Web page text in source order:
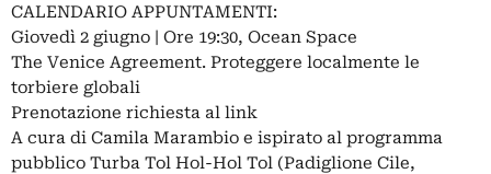
CALENDARIO APPUNTAMENTI:
Giovedì 2 giugno | Ore 19:30, Ocean Space
The Venice Agreement. Proteggere localmente le
torbiere globali
Prenotazione richiesta al link
A cura di Camila Marambio e ispirato al programma
pubblico Turba Tol Hol-Hol Tol (Padiglione Cile,